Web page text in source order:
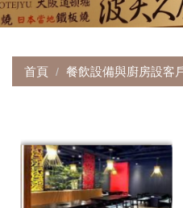
首頁 餐飲設備與廚房設客